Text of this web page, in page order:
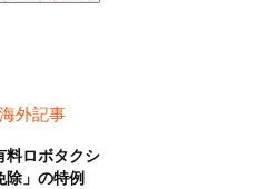
海外記事
料ロボタクシ
除」の特例